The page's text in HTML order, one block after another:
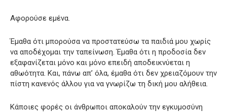
Αφορούσε εμένα.
Έμαθα ότι μπορούσα να προστατεύσω τα παιδιά μου χωρίς
να αποδέχομαι την ταπείνωση. Έμαθα ότι η προδοσία δεν
εξαφανίζεται μόνο και μόνο επειδή αποδεικνύεται η
αθωότητα. Και, πάνω απ’ όλα, έμαθα ότι δεν χρειαζόμουν την
πίστη κανενός άλλου για να γνωρίζω τη δική μου αλήθεια.
Κάποιες φορές οι άνθρωποι αποκαλούν την εγκυμοσύνη